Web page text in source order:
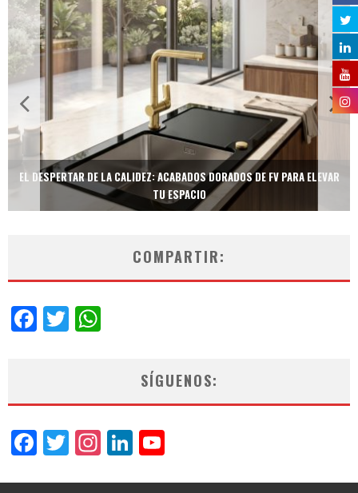
EL DESPERTAR DE LA CALIDEZ: ACABADOS DORADOS DE FV PARA ELEVAR
TU ESPACIO
COMPARTIR:
Facebook
Twitter
SÍGUENOS:
Facebook
Twitter
Instagram
LinkedIn